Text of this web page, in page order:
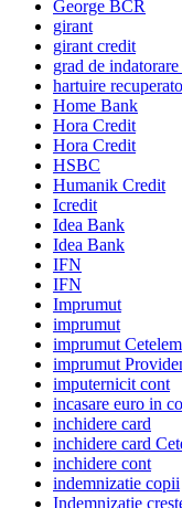
George BCR
girant
girant credit
grad de
hartuire
Home Bank
Hora Credit
Hora Credit
HSBC
Humanik Credit
Icredit
Idea Bank
Idea Bank
IFN
IFN
Imprumut
imprumut
imprumut Cetelem
imprumut
imputernicit cont
incasare euro in
inchidere card
inchidere card
inchidere cont
indemnizatie copii
Indemnizatie